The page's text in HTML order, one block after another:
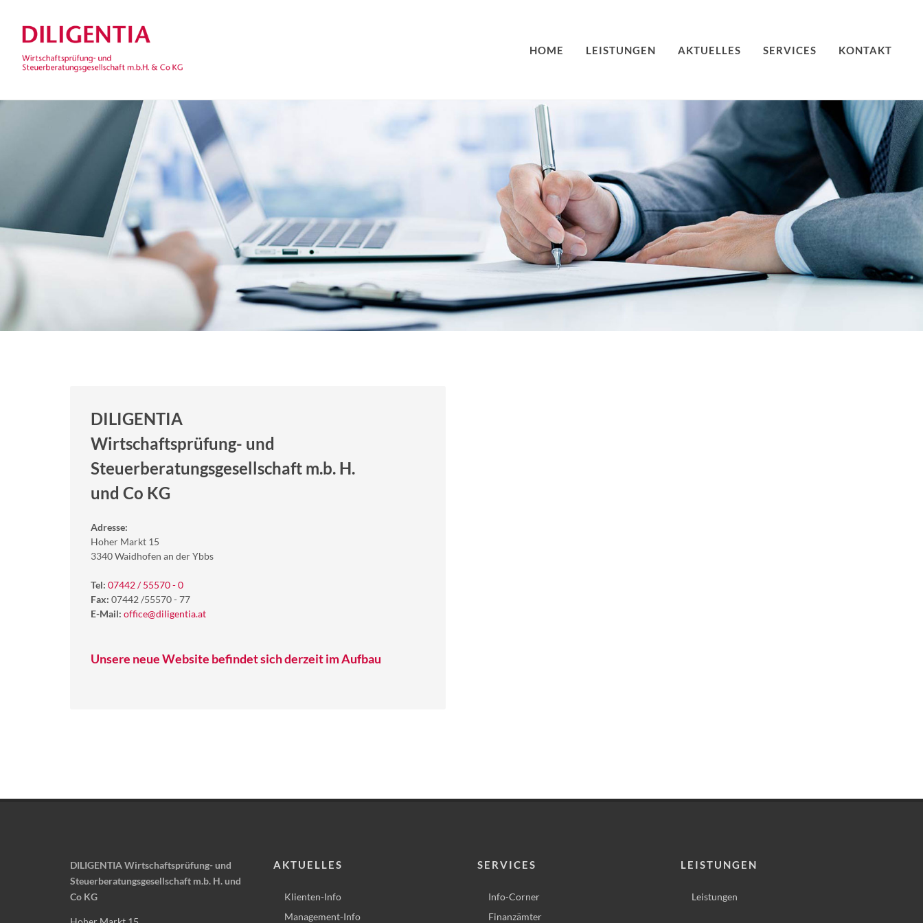
HOME LEISTUNGEN AKTUELLES SERVICES KONTAKT
DILIGENTIA
Wirtschaftsprüfung- und
Steuerberatungsgesellschaft m.b. H.
und Co KG
Adresse:
Hoher Markt 15
3340 Waidhofen an der Ybbs
Tel: 07442 / 55570 - 0
Fax: 07442 /55570 - 77
E-Mail: office@diligentia.at
Unsere neue Website befindet sich derzeit im Aufbau
DILIGENTIA Wirtschaftsprüfung- und
Steuerberatungsgesellschaft m.b. H. und
Co KG
AKTUELLES
Klienten-Info
Management-Info
SERVICES
Info-Corner
Finanzämter
LEISTUNGEN
Leistungen